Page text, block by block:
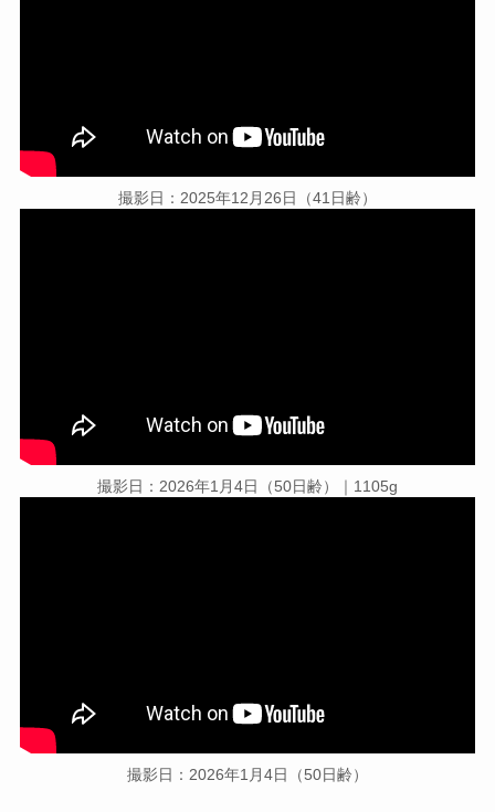
撮影日：2025年12月26日（41日齢）
撮影日：2026年1月4日（50日齢）｜1105g
撮影日：2026年1月4日（50日齢）